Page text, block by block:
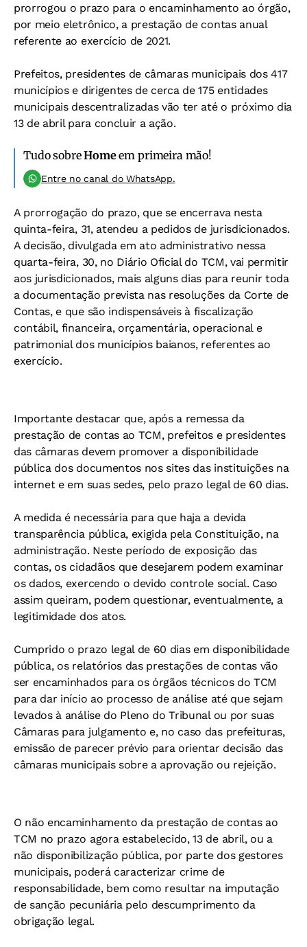
prorrogou o prazo para o encaminhamento ao órgão,
por meio eletrônico, a prestação de contas anual
referente ao exercício de 2021.
Prefeitos, presidentes de câmaras municipais dos 417
municípios e dirigentes de cerca de 175 entidades
municipais descentralizadas vão ter até o próximo dia
13 de abril para concluir a ação.
Tudo sobreHomeem primeira mão!
Entre no canal do WhatsApp.
A prorrogação do prazo, que se encerrava nesta
quinta-feira, 31, atendeu a pedidos de jurisdicionados.
A decisão, divulgada em ato administrativo nessa
quarta-feira, 30, no Diário Oficial do TCM, vai permitir
aos jurisdicionados, mais alguns dias para reunir toda
a documentação prevista nas resoluções da Corte de
Contas, e que são indispensáveis à fiscalização
contábil, financeira, orçamentária, operacional e
patrimonial dos municípios baianos, referentes ao
exercício.
Importante destacar que, após a remessa da
prestação de contas ao TCM, prefeitos e presidentes
das câmaras devem promover a disponibilidade
pública dos documentos nos sites das instituições na
internet e em suas sedes, pelo prazo legal de 60 dias.
A medida é necessária para que haja a devida
transparência pública, exigida pela Constituição, na
administração. Neste período de exposição das
contas, os cidadãos que desejarem podem examinar
os dados, exercendo o devido controle social. Caso
assim queiram, podem questionar, eventualmente, a
legitimidade dos atos.
Cumprido o prazo legal de 60 dias em disponibilidade
pública, os relatórios das prestações de contas vão
ser encaminhados para os órgãos técnicos do TCM
para dar início ao processo de análise até que sejam
levados à análise do Pleno do Tribunal ou por suas
Câmaras para julgamento e, no caso das prefeituras,
emissão de parecer prévio para orientar decisão das
câmaras municipais sobre a aprovação ou rejeição.
O não encaminhamento da prestação de contas ao
TCM no prazo agora estabelecido, 13 de abril, ou a
não disponibilização pública, por parte dos gestores
municipais, poderá caracterizar crime de
responsabilidade, bem como resultar na imputação
de sanção pecuniária pelo descumprimento da
obrigação legal.